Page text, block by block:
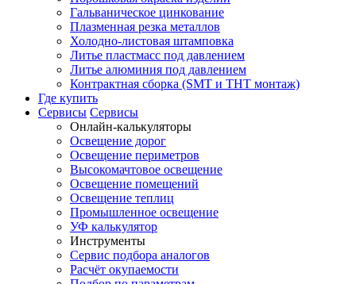
Гальваническое цинкование
Плазменная резка металлов
Холодно-листовая штамповка
Литье пластмасс под давлением
Литье алюминия под давлением
Контрактная сборка (SMT и THT монтаж)
Где купить
Сервисы Сервисы
Онлайн-калькуляторы
Освещение дорог
Освещение периметров
Высокомачтовое освещение
Освещение помещений
Освещение теплиц
Промышленное освещение
УФ калькулятор
Инструменты
Сервис подбора аналогов
Расчёт окупаемости